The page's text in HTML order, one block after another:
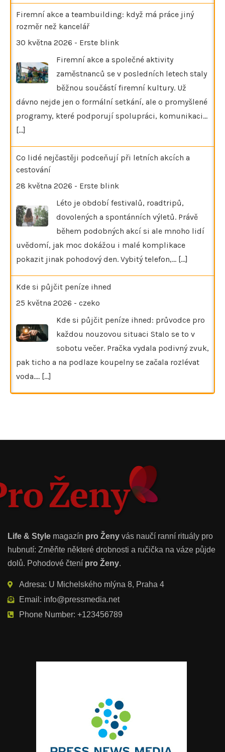
Firemní akce a teambuilding: když má práce jiný
rozměr než kancelář
30 května 2026 - Erste blink
Firemní akce a společné aktivity
zaměstnanců se v posledních letech staly
běžnou součástí firemní kultury. Už
dávno nejde jen o formální setkání, ale o promyšlené
programy, které podporují spolupráci, komunikaci…
[...]
Co lidé nejčastěji podceňují při letních akcích a
cestování
28 května 2026 - Erste blink
Léto je období festivalů, roadtripů,
dovolených a spontánních výletů. Právě
během podobných akcí si ale mnoho lidí
uvědomí, jak moc dokážou i malé komplikace
pokazit jinak pohodový den. Vybitý telefon,… [...]
Kde si půjčit peníze ihned
25 května 2026 - czeko
Kde si půjčit peníze ihned: průvodce pro
každou nouzovou situaci Stalo se to v
sobotu večer. Pračka vydala podivný zvuk,
pak ticho a na podlaze koupelny se začala rozlévat
voda.… [...]
Life & Style magazín pro Ženy vás naučí ranní rituály pro
hubnutí: Změňte některé drobnosti a ručička na váze půjde
dolů. Pohodové čtení pro Ženy.
Adresa: U Michelského mlýna 8, Praha 4
Email: info@pressmedia.net
Phone Number: +123456789